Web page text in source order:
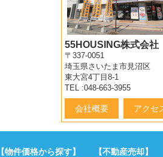
55HOUSING株式会社
〒337-0051
埼玉県さいたま市見沼区
東大宮4丁目8-1
TEL :048-663-3955
会社概要 アクセ
【物件価格から探す】 【不動産売却】